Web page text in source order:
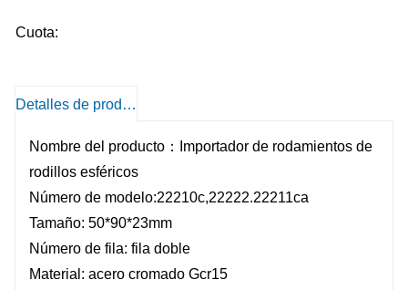
y el error de coaxialidad puede compensarse.
Cuota:
Detalles de producto
Nombre del producto：Importador de rodamientos de
rodillos esféricos
Número de modelo:22210c,22222.22211ca
Tamaño: 50*90*23mm
Número de fila: fila doble
Material: acero cromado Gcr15